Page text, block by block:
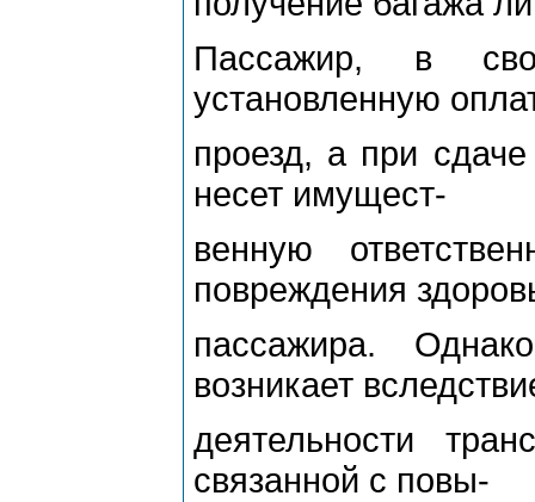
Пассажир, в
установленную
проезд, а при
несет имущест-
венную
повреждения
пассажира.
возникает
деятельности
связанной с повы-